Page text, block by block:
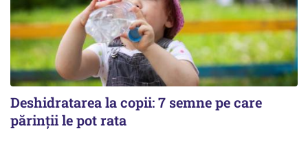
Deshidratarea la copii: 7 semne pe care
părinții le pot rata